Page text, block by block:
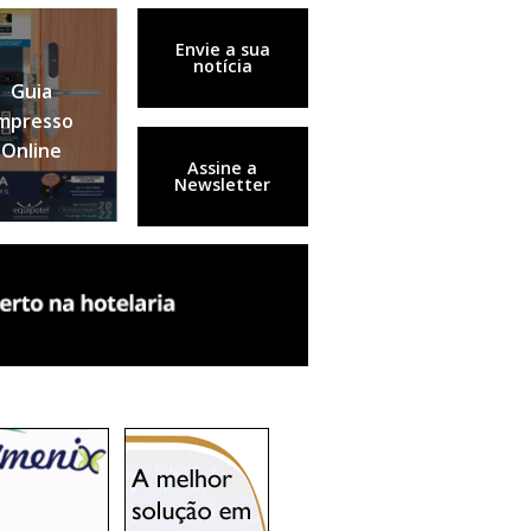
Guia
Online
Envie a sua
notícia
Assine a
Newsletter